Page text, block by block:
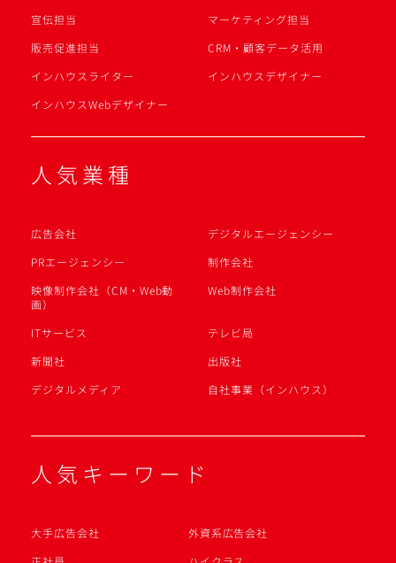
宣伝担当
マーケティング担当
販売促進担当
CRM・顧客データ活用
インハウスライター
インハウスデザイナー
インハウスWebデザイナー
人気業種
広告会社
デジタルエージェンシー
PRエージェンシー
制作会社
映像制作会社（CM・Web動
画）
Web制作会社
ITサービス
テレビ局
新聞社
出版社
デジタルメディア
自社事業（インハウス）
人気キーワード
大手広告会社
外資系広告会社